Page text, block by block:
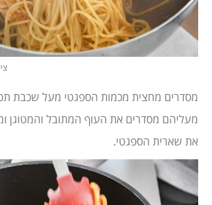
מסדרים מחצית מכמות הספגטי מעל שכבת
מעליהם מסדרים את העוף המתובל והמטוגן
את שארית הספגטי.